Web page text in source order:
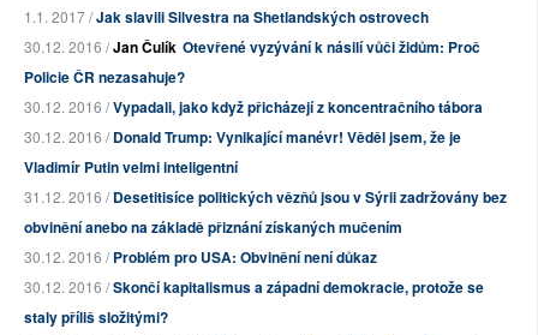
1.1. 2017 /Jak slavili Silvestra na Shetlandských ostrovech
30.12. 2016 /Jan Čulík Otevřené vyzývání k násilí vůči židům: Proč
Policie ČR nezasahuje?
30.12. 2016 /Vypadali, jako když přicházejí z koncentračního tábora
30.12. 2016 /Donald Trump: Vynikající manévr! Věděl jsem, že je
Vladimír Putin velmi inteligentní
31.12. 2016 /Desetitisíce politických vězňů jsou v Sýrii zadržovány bez
obvinění anebo na základě přiznání získaných mučením
30.12. 2016 /Problém pro USA: Obvinění není důkaz
30.12. 2016 /Skončí kapitalismus a západní demokracie, protože se
staly příliš složitými?